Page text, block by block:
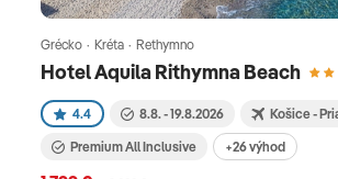
Hotel Aquila Rithymna Beach
Grécko · Kréta · Rethymno
4.4 8.8. - 19.8.2026 Košice -
Premium All Inclusive +26 výhod